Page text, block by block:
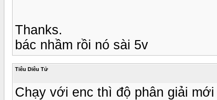
Thanks.
bác nhầm rồi nó sài 5v
Tiêu Diêu Tử
Chạy với enc thì độ phân giải